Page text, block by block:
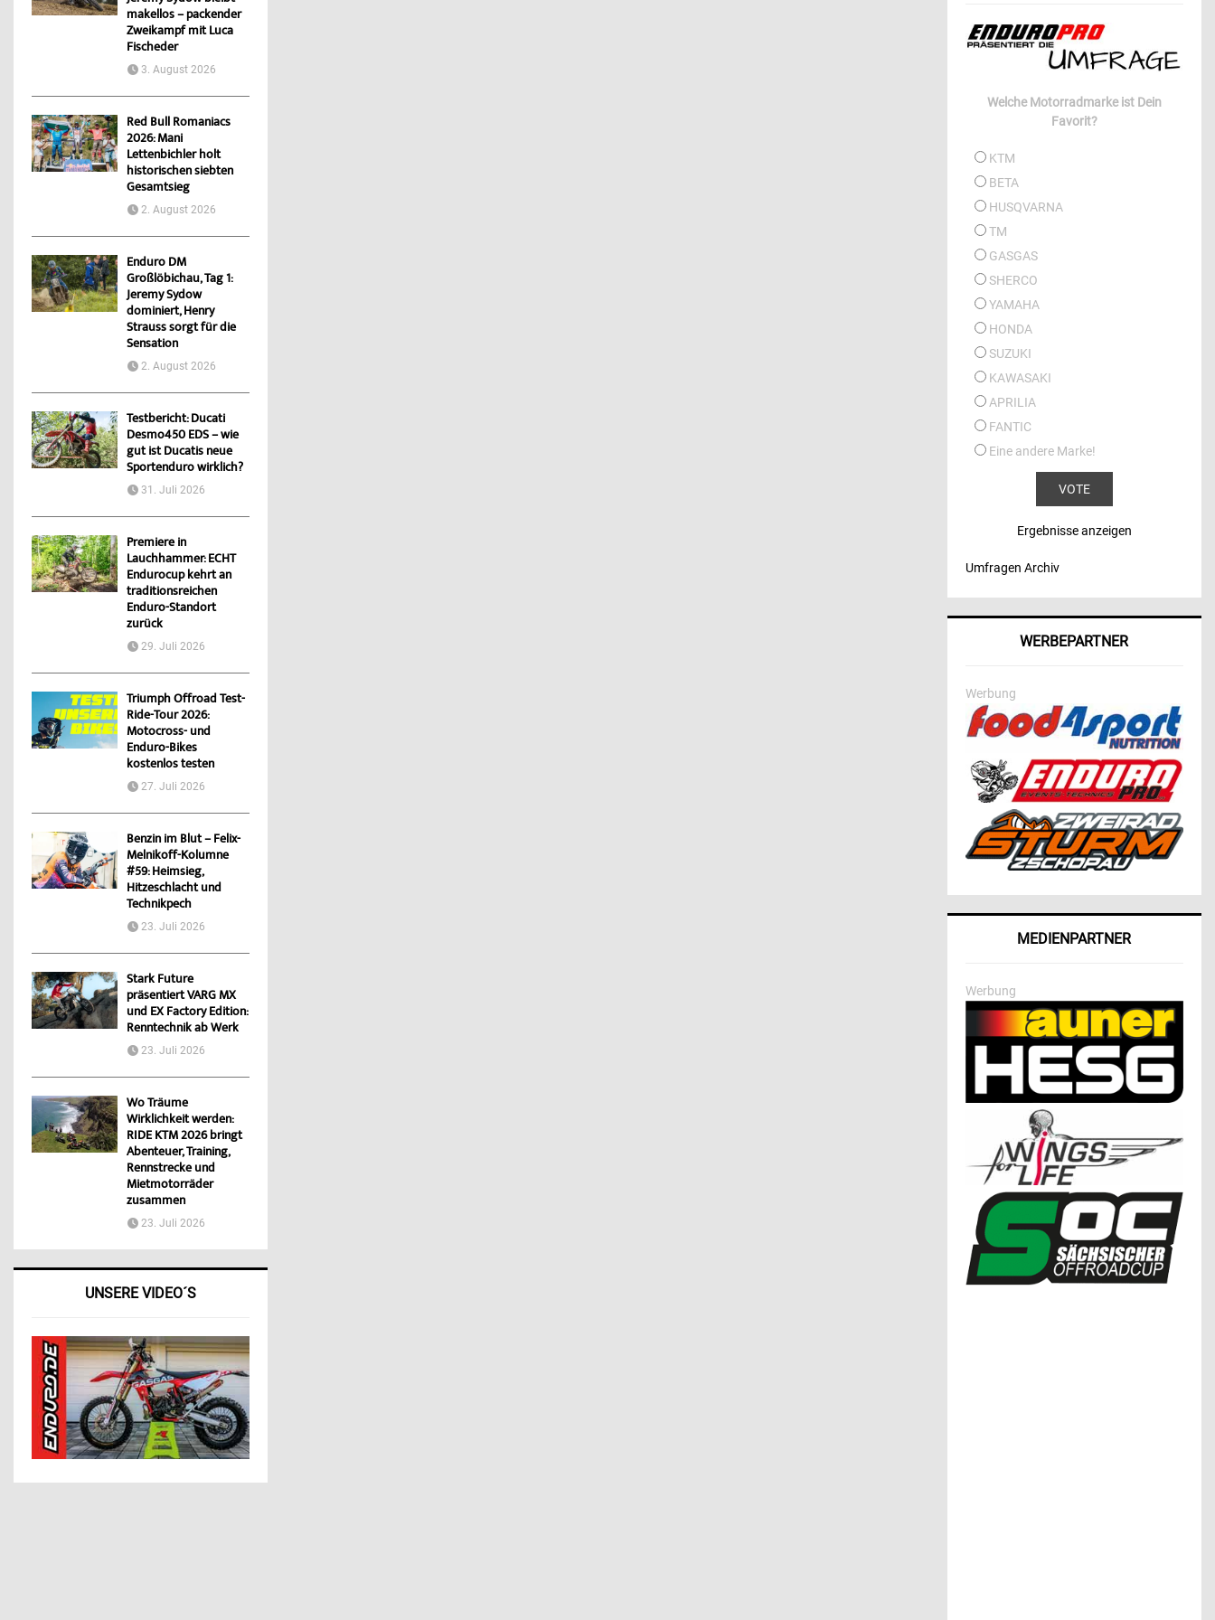
makellos – packender
Zweikampf mit Luca
Fischeder
3. August 2026
Red Bull Romaniacs
2026: Mani
Lettenbichler holt
historischen siebten
Gesamtsieg
2. August 2026
Enduro DM
Großlöbichau, Tag 1:
Jeremy Sydow
dominiert, Henry
Strauss sorgt für die
Sensation
2. August 2026
Testbericht: Ducati
Desmo450 EDS – wie
gut ist Ducatis neue
Sportenduro wirklich?
31. Juli 2026
Premiere in
Lauchhammer: ECHT
Endurocup kehrt an
traditionsreichen
Enduro-Standort
zurück
29. Juli 2026
Triumph Offroad Test-
Ride-Tour 2026:
Motocross- und
Enduro-Bikes
kostenlos testen
27. Juli 2026
Benzin im Blut – Felix-
Melnikoff-Kolumne
#59: Heimsieg,
Hitzeschlacht und
Technikpech
23. Juli 2026
Stark Future
präsentiert VARG MX
und EX Factory Edition:
Renntechnik ab Werk
23. Juli 2026
Wo Träume
Wirklichkeit werden:
RIDE KTM 2026 bringt
Abenteuer, Training,
Rennstrecke und
Mietmotorräder
zusammen
23. Juli 2026
UNSERE VIDEO´S
Welche Motorradmarke ist Dein
Favorit?
KTM
BETA
HUSQVARNA
TM
GASGAS
SHERCO
YAMAHA
HONDA
SUZUKI
KAWASAKI
APRILIA
FANTIC
Eine andere Marke!
Ergebnisse anzeigen
Umfragen Archiv
WERBEPARTNER
Werbung
MEDIENPARTNER
Werbung